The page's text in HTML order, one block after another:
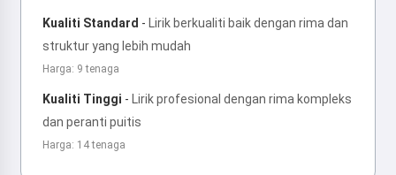
Kualiti Standard - Lirik berkualiti baik dengan rima dan
struktur yang lebih mudah
Harga: 9 tenaga
Kualiti Tinggi - Lirik profesional dengan rima kompleks
dan peranti puitis
Harga: 14 tenaga